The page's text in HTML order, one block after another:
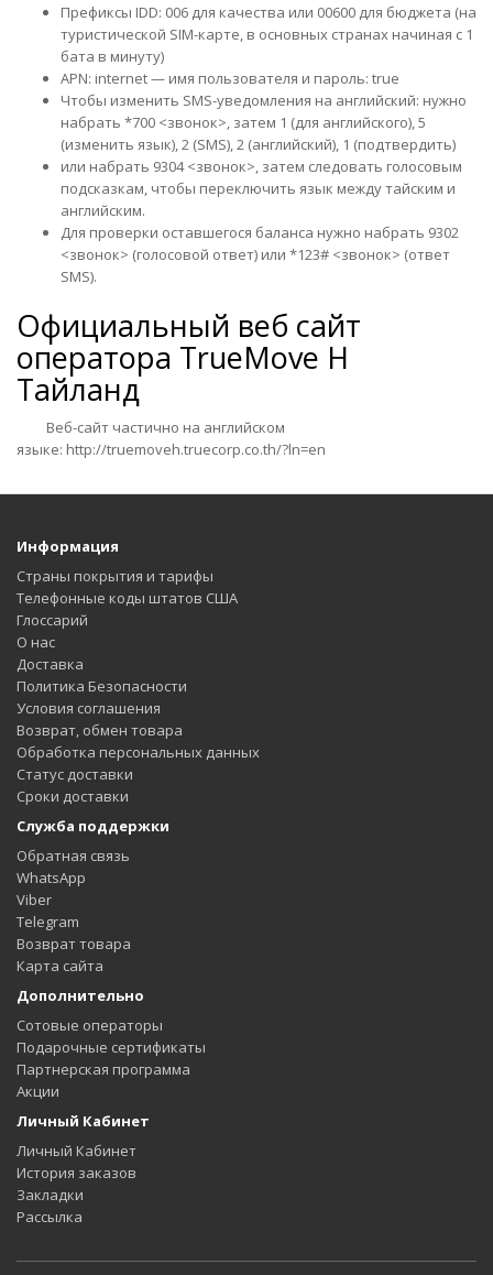
Префиксы IDD: 006 для качества или 00600 для бюджета (на
туристической SIM-карте, в основных странах начиная с 1
бата в минуту)
APN: internet — имя пользователя и пароль: true
Чтобы изменить SMS-уведомления на английский: нужно
набрать *700 <звонок>, затем 1 (для английского), 5
(изменить язык), 2 (SMS), 2 (английский), 1 (подтвердить)
или набрать 9304 <звонок>, затем следовать голосовым
подсказкам, чтобы переключить язык между тайским и
английским.
Для проверки оставшегося баланса нужно набрать 9302
<звонок> (голосовой ответ) или *123# <звонок> (ответ
SMS).
Официальный веб сайт
оператора TrueMove H
Тайланд
Веб-сайт частично на английском
языке: http://truemoveh.truecorp.co.th/?ln=en
Информация
Страны покрытия и тарифы
Телефонные коды штатов США
Глоссарий
О нас
Доставка
Политика Безопасности
Условия соглашения
Возврат, обмен товара
Обработка персональных данных
Статус доставки
Сроки доставки
Служба поддержки
Обратная связь
WhatsApp
Viber
Telegram
Возврат товара
Карта сайта
Дополнительно
Сотовые операторы
Подарочные сертификаты
Партнерская программа
Акции
Личный Кабинет
Личный Кабинет
История заказов
Закладки
Рассылка